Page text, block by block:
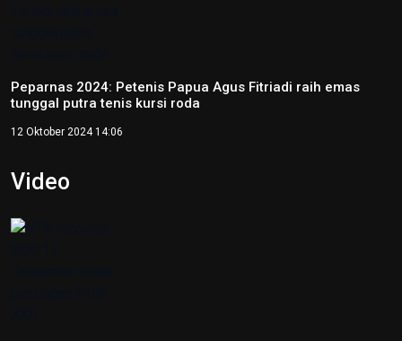
Peparnas 2024: Petenis Papua Agus Fitriadi raih emas
tunggal putra tenis kursi roda
12 Oktober 2024 14:06
Video